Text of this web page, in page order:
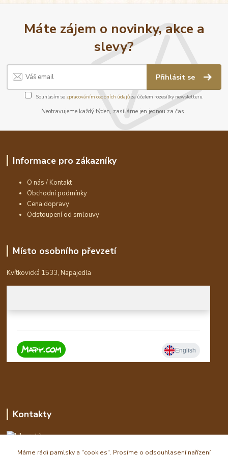
Máte zájem o novinky, akce a
slevy?
Přihlásit se
Souhlasím se zpracováním osobních údajůza účelem rozesílky newsletteru.
Neotravujeme každý týden, zasíláme jen jednou za čas.
Informace pro zákazníky
O nás / Kontakt
Obchodní podmínky
Cena dopravy
Odstoupení od smlouvy
Místo osobního převzetí
Kvítkovická 1533, Napajedla
Kontakty
Libor
Máme rádi pamlsky a "cookies". Prosíme o odsouhlasení nařízení